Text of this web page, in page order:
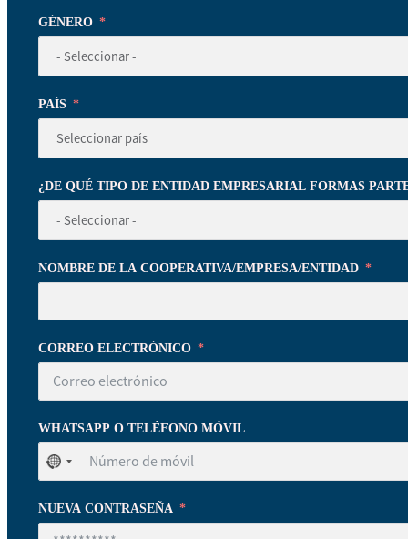
GÉNERO
PAÍS
¿DE QUÉ TIPO DE ENTIDAD EMPRESARIAL FORMAS
NOMBRE DE LA COOPERATIVA/EMPRESA/ENTIDAD
CORREO ELECTRÓNICO
WHATSAPP O TELÉFONO MÓVIL
No
se
ha
seleccionado
NUEVA CONTRASEÑA